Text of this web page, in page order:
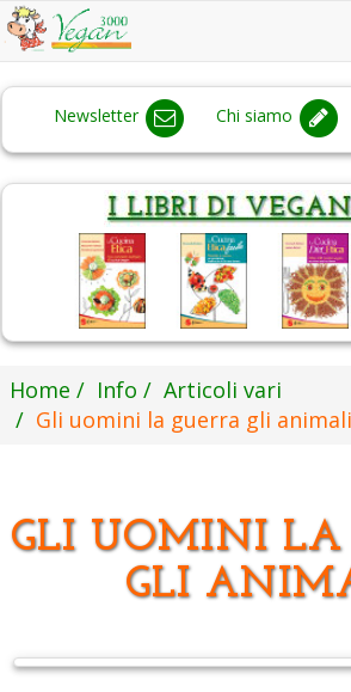
Newsletter Chi siamo
Home Info
Articoli vari
Gli uomini la guerra gli animali
GLI UOMINI LA
GLI